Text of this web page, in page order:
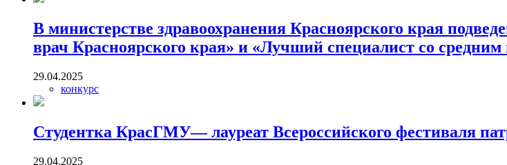
В министерстве здравоохранения Красноярского края
врач Красноярского края» и «Лучший специалист со
29.04.2025
конкурс
Студентка КрасГМУ— лауреат Всероссийского фестиваля
29.04.2025